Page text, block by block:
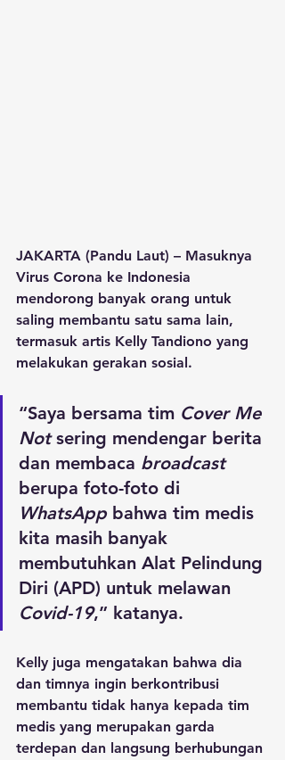
JAKARTA (Pandu Laut) – Masuknya
Virus Corona ke Indonesia
mendorong banyak orang untuk
saling membantu satu sama lain,
termasuk artis Kelly Tandiono yang
melakukan gerakan sosial.
“Saya bersama tim Cover Me
Not sering mendengar berita
dan membaca broadcast
berupa foto-foto di
WhatsApp bahwa tim medis
kita masih banyak
membutuhkan Alat Pelindung
Diri (APD) untuk melawan
Covid-19,” katanya.
Kelly juga mengatakan bahwa dia
dan timnya ingin berkontribusi
membantu tidak hanya kepada tim
medis yang merupakan garda
terdepan dan langsung berhubungan